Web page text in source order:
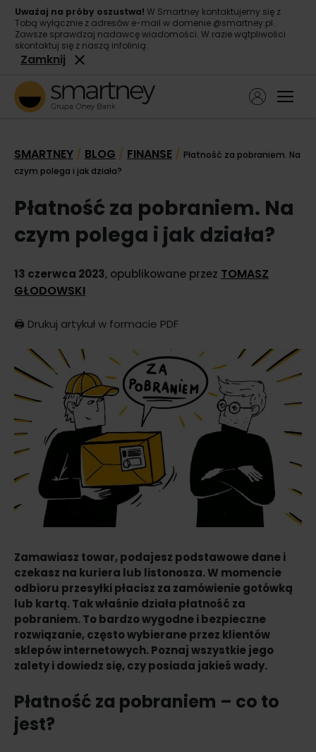
Uważaj na próby oszustwa! W Smartney kontaktujemy się z
Tobą wyłącznie z adresów e-mail w domenie @smartney.pl.
Zawsze sprawdzaj nadawcę wiadomości. W razie wątpliwości
skontaktuj się z naszą infolinią.
Zamknij
Pożyczka konsolidacyjna
Kontakt
SMARTNEY / BLOG / FINANSE / Płatność za pobraniem. Na
czym polega i jak działa?
Płatność za pobraniem. Na
czym polega i jak działa?
13 czerwca 2023, opublikowane przez TOMASZ
GŁODOWSKI
🖨️ Drukuj artykuł w formacie PDF
Zamawiasz towar, podajesz podstawowe dane i
czekasz na kuriera lub listonosza. W momencie
odbioru przesyłki płacisz za zamówienie gotówką
lub kartą. Tak właśnie działa płatność za
pobraniem. To bardzo wygodne i bezpieczne
rozwiązanie, często wybierane przez klientów
sklepów internetowych. Poznaj wszystkie jego
zalety i dowiedz się, czy posiada jakieś wady.
Płatność za pobraniem – co to
jest?